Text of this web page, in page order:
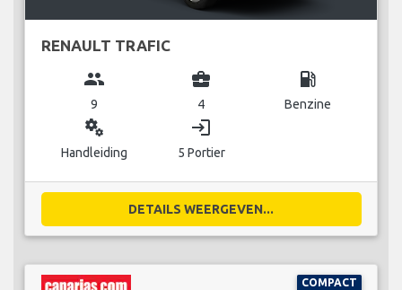
RENAULT TRAFIC
group
9
business_center
4
local_gas_station
Benzine
miscellaneous_services
Handleiding
login
5 Portier
DETAILS WEERGEVEN...
COMPACT